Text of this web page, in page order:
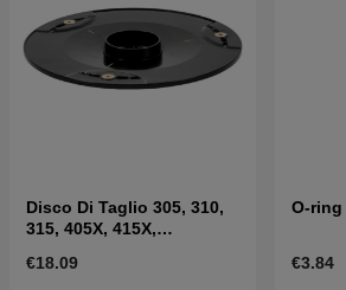
Disco Di Taglio 305, 310,
315, 405X, 415X,
€18.09
O-ring
€3.84